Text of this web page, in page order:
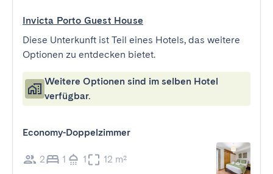
Invicta Porto Guest House
Diese Unterkunft ist Teil eines Hotels, das weitere
Optionen zu entdecken bietet.
Weitere Optionen sind im selben Hotel
verfügbar.
Economy-Doppelzimmer
2 1 1 12 m²